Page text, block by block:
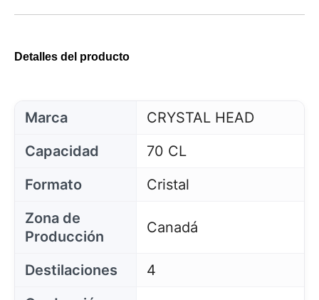
Detalles del producto
Marca
CRYSTAL HEAD
Capacidad
70 CL
Formato
Cristal
Zona de
Producción
Canadá
Destilaciones
4